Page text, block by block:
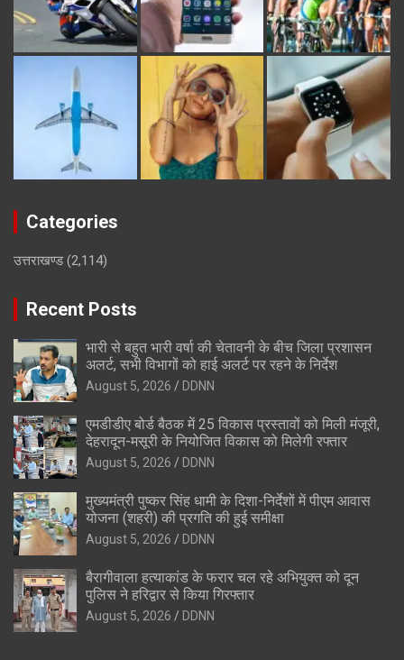
Categories
उत्तराखण्ड(2,114)
Recent Posts
भारी से बहुत भारी वर्षा की चेतावनी के बीच जिला प्रशासन
अलर्ट, सभी विभागों को हाई अलर्ट पर रहने के निर्देश
August 5, 2026 DDNN
एमडीडीए बोर्ड बैठक में 25 विकास प्रस्तावों को मिली मंजूरी,
देहरादून-मसूरी के नियोजित विकास को मिलेगी रफ्तार
August 5, 2026 DDNN
मुख्यमंत्री पुष्कर सिंह धामी के दिशा-निर्देशों में पीएम आवास
योजना (शहरी) की प्रगति की हुई समीक्षा
August 5, 2026 DDNN
बैरागीवाला हत्याकांड के फरार चल रहे अभियुक्त को दून
पुलिस ने हरिद्वार से किया गिरफ्तार
August 5, 2026 DDNN